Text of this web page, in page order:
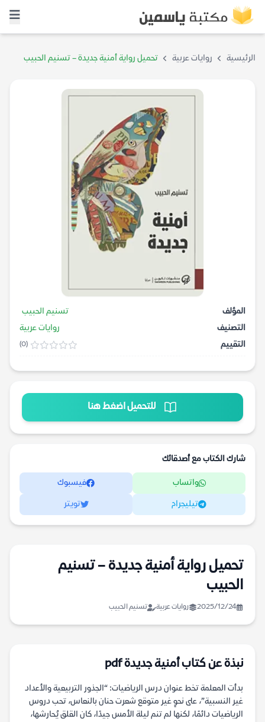
الرئيسية روايات عربية تحميل رواية أمنية جديدة – تسنيم الحبيب
المؤلف
تسنيم الحبيب
التصنيف
روايات عربية
التقييم
(0)
للتحميل اضغط هنا
شارك الكتاب مع أصدقائك
واتساب فيسبوك
تيليجرام تويتر
تحميل رواية أمنية جديدة – تسنيم
الحبيب
2025/12/24 روايات عربية تسنيم الحبيب
نبذة عن كتاب أمنية جديدة pdf
بدأت المعلمة تخط عنوان درس الرياضيات: “الجذور التربيعية والأعداد
غير النسبية”، على نحوٍ غير متوقع شعرت حنان بالنعاس، تحب دروس
الرياضيات دائمًا، لكنها لم تنم ليلة الأمس جيدًا، كان القلق يُحارشها،